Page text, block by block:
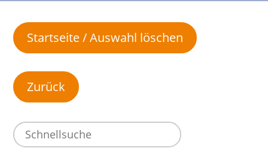
Startseite / Auswahl löschen